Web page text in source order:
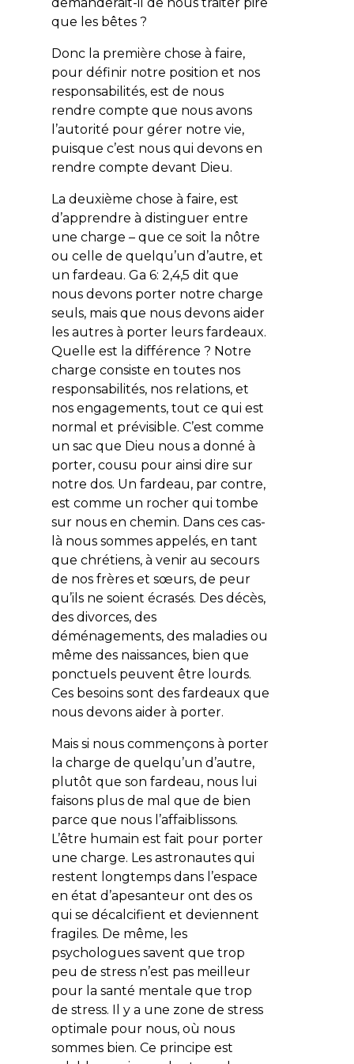
que les bêtes ?
Donc la première chose à faire,
pour définir notre position et nos
responsabilités, est de nous
rendre compte que nous avons
l’autorité pour gérer notre vie,
puisque c’est nous qui devons en
rendre compte devant Dieu.
La deuxième chose à faire, est
d’apprendre à distinguer entre
une charge – que ce soit la nôtre
ou celle de quelqu’un d’autre, et
un fardeau. Ga 6: 2,4,5 dit que
nous devons porter notre charge
seuls, mais que nous devons aider
les autres à porter leurs fardeaux.
Quelle est la différence ? Notre
charge consiste en toutes nos
responsabilités, nos relations, et
nos engagements, tout ce qui est
normal et prévisible. C’est comme
un sac que Dieu nous a donné à
porter, cousu pour ainsi dire sur
notre dos. Un fardeau, par contre,
est comme un rocher qui tombe
sur nous en chemin. Dans ces cas-
là nous sommes appelés, en tant
que chrétiens, à venir au secours
de nos frères et sœurs, de peur
qu’ils ne soient écrasés. Des décès,
des divorces, des
déménagements, des maladies ou
même des naissances, bien que
ponctuels peuvent être lourds.
Ces besoins sont des fardeaux que
nous devons aider à porter.
Mais si nous commençons à porter
la charge de quelqu’un d’autre,
plutôt que son fardeau, nous lui
faisons plus de mal que de bien
parce que nous l’affaiblissons.
L’être humain est fait pour porter
une charge. Les astronautes qui
restent longtemps dans l’espace
en état d’apesanteur ont des os
qui se décalcifient et deviennent
fragiles. De même, les
psychologues savent que trop
peu de stress n’est pas meilleur
pour la santé mentale que trop
de stress. Il y a une zone de stress
optimale pour nous, où nous
sommes bien. Ce principe est